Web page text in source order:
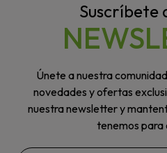
Suscríbete
Únete a nuestra
novedades y ofertas
nuestra newsletter y
tenemos